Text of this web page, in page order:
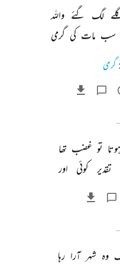
لگ گئے واللہ
سب مات کی گرمی
گرمی
ہوتا تو غضب تھا
تقدیر کوئی اور
وہ شہر آرا رہا